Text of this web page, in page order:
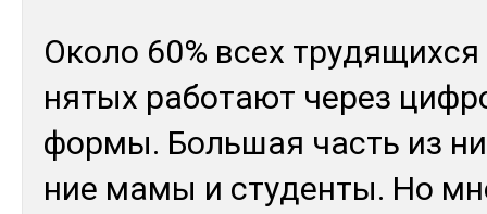
Око­ло 60% всех
нятых ра­ботают че­рез
фор­мы. Боль­шая часть из
ние ма­мы и сту­ден­ты. Но